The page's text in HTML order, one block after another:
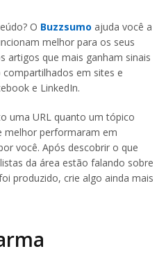
O Buzzsumo ajuda você a
melhor para os seus
artigos que mais ganham sinais
em sites e
e LinkedIn.
uma URL quanto um tópico
melhor performaram em
você. Após descobrir o que
da área estão falando sobre
produzido, crie algo ainda mais